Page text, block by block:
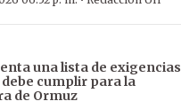
una lista de exigencias
debe cumplir para la
de Ormuz